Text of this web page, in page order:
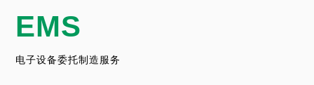
屑
EMS
电子设备委托制造服务